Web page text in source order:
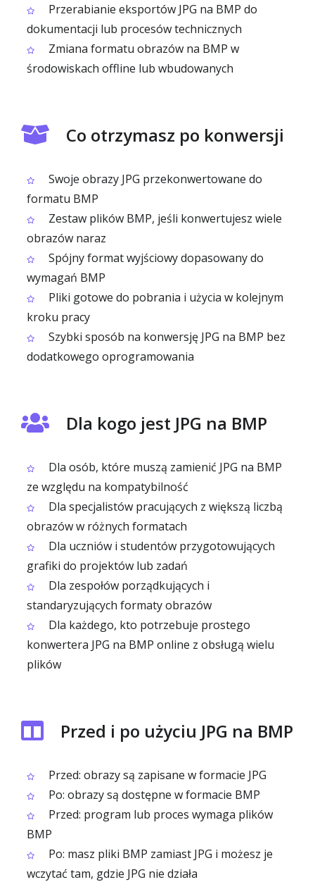
Przerabianie eksportów JPG na BMP do
dokumentacji lub procesów technicznych
Zmiana formatu obrazów na BMP w
środowiskach offline lub wbudowanych
Co otrzymasz po konwersji
Swoje obrazy JPG przekonwertowane do
formatu BMP
Zestaw plików BMP, jeśli konwertujesz wiele
obrazów naraz
Spójny format wyjściowy dopasowany do
wymagań BMP
Pliki gotowe do pobrania i użycia w kolejnym
kroku pracy
Szybki sposób na konwersję JPG na BMP bez
dodatkowego oprogramowania
Dla kogo jest JPG na BMP
Dla osób, które muszą zamienić JPG na BMP
ze względu na kompatybilność
Dla specjalistów pracujących z większą liczbą
obrazów w różnych formatach
Dla uczniów i studentów przygotowujących
grafiki do projektów lub zadań
Dla zespołów porządkujących i
standaryzujących formaty obrazów
Dla każdego, kto potrzebuje prostego
konwertera JPG na BMP online z obsługą wielu
plików
Przed i po użyciu JPG na BMP
Przed: obrazy są zapisane w formacie JPG
Po: obrazy są dostępne w formacie BMP
Przed: program lub proces wymaga plików
BMP
Po: masz pliki BMP zamiast JPG i możesz je
wczytać tam, gdzie JPG nie działa